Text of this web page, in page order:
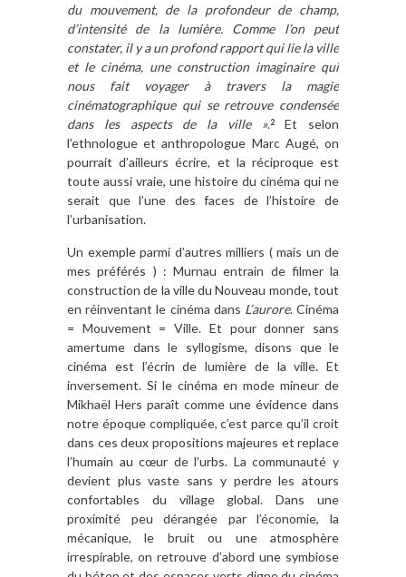
du mouvement, de la profondeur de champ,
d’intensité de la lumière. Comme l’on peut
constater, il y a un profond rapport qui lie la ville
et le cinéma, une construction imaginaire qui
nous fait voyager à travers la magie
cinématographique qui se retrouve condensée
dans les aspects de la ville ».2Et selon
l’ethnologue et anthropologue Marc Augé, on
pourrait d’ailleurs écrire, et la réciproque est
toute aussi vraie, une histoire du cinéma qui ne
serait que l’une des faces de l’histoire de
l’urbanisation.
Un exemple parmi d’autres milliers ( mais un de
mes préférés ) : Murnau entrain de filmer la
construction de la ville du Nouveau monde, tout
en réinventant le cinéma dans L’aurore. Cinéma
= Mouvement = Ville. Et pour donner sans
amertume dans le syllogisme, disons que le
cinéma est l’écrin de lumière de la ville. Et
inversement. Si le cinéma en mode mineur de
Mikhaël Hers paraît comme une évidence dans
notre époque compliquée, c’est parce qu’il croit
dans ces deux propositions majeures et replace
l’humain au cœur de l’urbs. La communauté y
devient plus vaste sans y perdre les atours
confortables du village global. Dans une
proximité peu dérangée par l’économie, la
mécanique, le bruit ou une atmosphère
irrespirable, on retrouve d’abord une symbiose